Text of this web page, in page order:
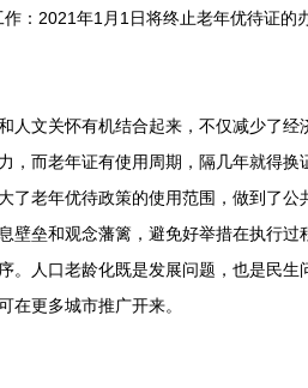
2021年1月1日将终止老年优待证的
文关怀有机结合起来，不仅减少了经
而老年证有使用周期，隔几年就得换
了老年优待政策的使用范围，做到了
垒和观念藩篱，避免好举措在执行过
人口老龄化既是发展问题，也是民生
在更多城市推广开来。